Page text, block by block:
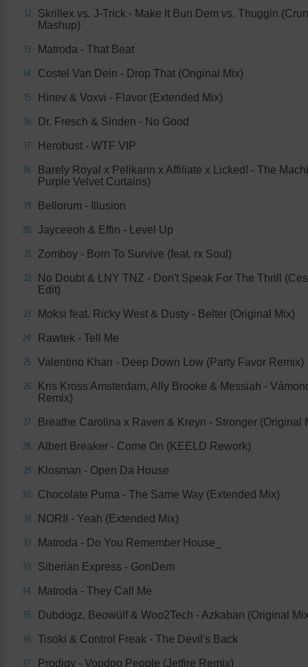
12
Skrillex vs. J-Trick - Make It Bun Dem vs. Thuggin
Mashup)
13 Matroda - That Beat
14 Costel Van Dein - Drop That (Original Mix)
15 Hinev & Voxvi - Flavor (Extended Mix)
16 Dr. Fresch & Sinden - No Good
17 Herobust - WTF VIP
18
Barely Royal x Pelikann x Affiliate x Licked! - The
Purple Velvet Curtains)
19 Bellorum - Illusion
20 Jayceeoh & Effin - Level Up
21 Zomboy - Born To Survive (feat. rx Soul)
22
No Doubt & LNY TNZ - Don't Speak For The Thrill
Edit)
23 Moksi feat. Ricky West & Dusty - Belter (Original Mix)
24 Rawtek - Tell Me
25 Valentino Khan - Deep Down Low (Party Favor Remix)
26
Kris Kross Amsterdam, Ally Brooke & Messiah -
Remix)
27 Breathe Carolina x Raven & Kreyn - Stronger (Original
28 Albert Breaker - Come On (KEELD Rework)
29 Klosman - Open Da House
30 Chocolate Puma - The Same Way (Extended Mix)
31 NORII - Yeah (Extended Mix)
32 Matroda - Do You Remember House_
33 Siberian Express - GonDem
34 Matroda - They Call Me
35 Dubdogz, Beowülf & Woo2Tech - Azkaban (Original
36 Tisoki & Control Freak - The Devil's Back
37 Prodigy - Voodoo People (Jetfire Remix)